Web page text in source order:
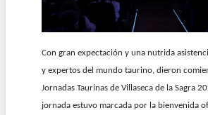
Con gran expectación y una nutrida
y expertos del mundo taurino, dieron
Jornadas Taurinas de Villaseca de la Sagra
jornada estuvo marcada por la bienvenida